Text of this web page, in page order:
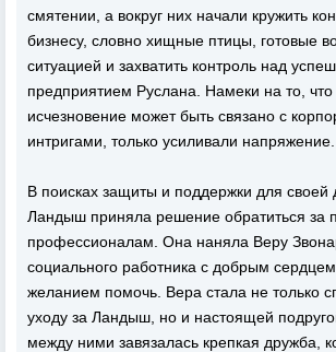
смятении, а вокруг них начали кружить
бизнесу, словно хищные птицы, готовые
ситуацией и захватить контроль над
предприятием Руслана. Намеки на то, что
исчезновение может быть связано с
интригами, только усиливали напряжение.
В поисках защиты и поддержки для своей
Ландыш приняла решение обратиться за
профессионалам. Она наняла Веру
социального работника с добрым
желанием помочь. Вера стала не только
уходу за Ландыш, но и настоящей
между ними завязалась крепкая дружба,